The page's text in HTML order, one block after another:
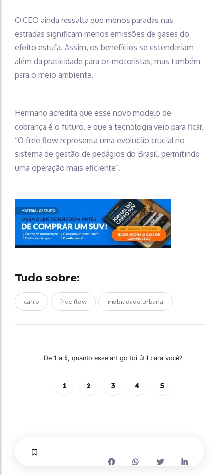
O CEO ainda ressalta que menos paradas nas
estradas significam menos emissões de gases do
efeito estufa. Assim, os benefícios se estenderiam
além da praticidade para os motoristas, mas também
para o meio ambiente.
Hermano acredita que esse novo modelo de
cobrança é o futuro, e que a tecnologia veio para ficar.
“O free flow representa uma evolução crucial no
sistema de gestão de pedágios do Brasil, permitindo
uma operação mais eficiente”.
Tudo sobre:
carro free flow mobilidade urbana
De 1 a 5, quanto esse artigo foi útil para você?
1 2 3 4 5